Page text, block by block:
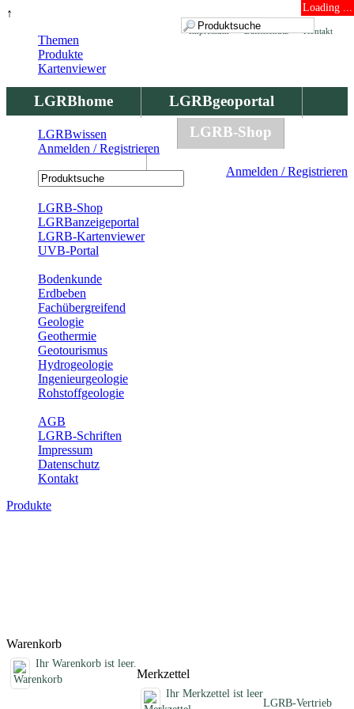
↑ Loading ...
Kontakt
Datenschutz
Impressum
LGRBhome
LGRBgeoportal
LGRBbohrungen
LGRB-Shop
Anmelden / Registrieren
Themen
Produkte
Kartenviewer
LGRBwissen
Anmelden / Registrieren
LGRB-Shop
LGRBanzeigeportal
LGRB-Kartenviewer
UVB-Portal
Bodenkunde
Erdbeben
Fachübergreifend
Geologie
Geothermie
Geotourismus
Hydrogeologie
Ingenieurgeologie
Rohstoffgeologie
AGB
LGRB-Schriften
Impressum
Datenschutz
Kontakt
Produkte
Warenkorb
Ihr Warenkorb ist leer.
Merkzettel
Ihr Merkzettel ist leer
LGRB-Vertrieb